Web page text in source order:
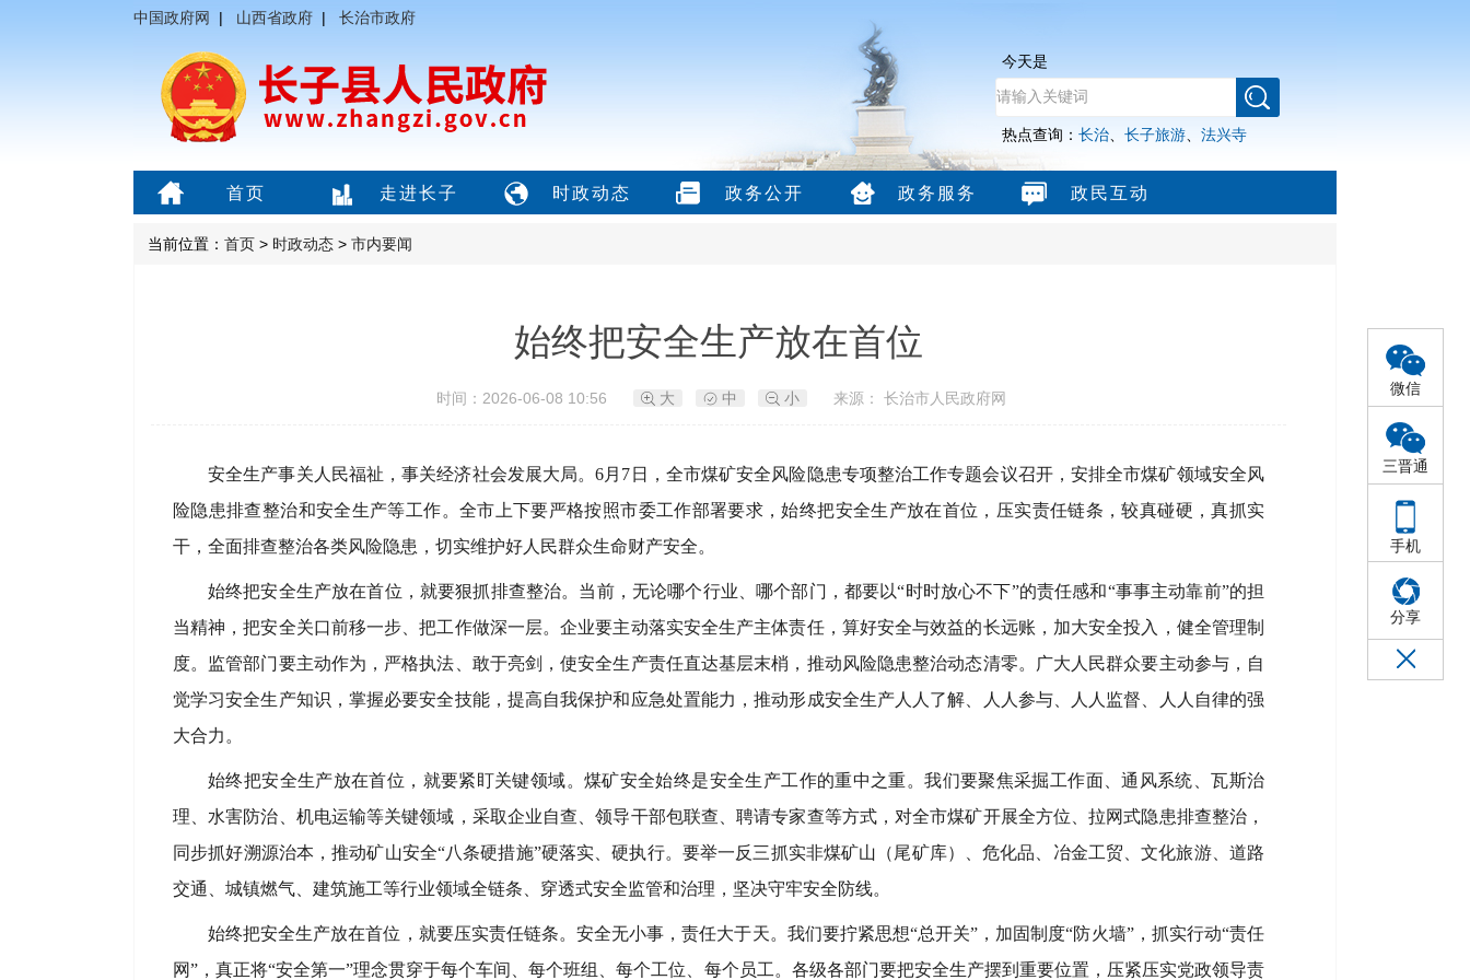
微信
三晋通
手机
分享
中国政府网 | 山西省政府 | 长治市政府
今天是
热点查询： 长治 长子旅游 法兴寺
首页 走进长子 时政动态 政务公开 政务服务 政民互动
当前位置： 首页 > 时政动态 > 市内要闻
始终把安全生产放在首位
时间：2026-06-08 10:56 大 中 小 来源： 长治市人民政府网
安全生产事关人民福祉，事关经济社会发展大局。6月7日，全市煤矿安全风险隐患专项整治工作专题会议召开，安排全市煤矿领域安全风
险隐患排查整治和安全生产等工作。全市上下要严格按照市委工作部署要求，始终把安全生产放在首位，压实责任链条，较真碰硬，真抓实
干，全面排查整治各类风险隐患，切实维护好人民群众生命财产安全。
始终把安全生产放在首位，就要狠抓排查整治。当前，无论哪个行业、哪个部门，都要以“时时放心不下”的责任感和“事事主动靠前”的担
当精神，把安全关口前移一步、把工作做深一层。企业要主动落实安全生产主体责任，算好安全与效益的长远账，加大安全投入，健全管理制
度。监管部门要主动作为，严格执法、敢于亮剑，使安全生产责任直达基层末梢，推动风险隐患整治动态清零。广大人民群众要主动参与，自
觉学习安全生产知识，掌握必要安全技能，提高自我保护和应急处置能力，推动形成安全生产人人了解、人人参与、人人监督、人人自律的强
大合力。
始终把安全生产放在首位，就要紧盯关键领域。煤矿安全始终是安全生产工作的重中之重。我们要聚焦采掘工作面、通风系统、瓦斯治
理、水害防治、机电运输等关键领域，采取企业自查、领导干部包联查、聘请专家查等方式，对全市煤矿开展全方位、拉网式隐患排查整治，
同步抓好溯源治本，推动矿山安全“八条硬措施”硬落实、硬执行。要举一反三抓实非煤矿山（尾矿库）、危化品、冶金工贸、文化旅游、道路
交通、城镇燃气、建筑施工等行业领域全链条、穿透式安全监管和治理，坚决守牢安全防线。
始终把安全生产放在首位，就要压实责任链条。安全无小事，责任大于天。我们要拧紧思想“总开关”，加固制度“防火墙”，抓实行动“责任
网”，真正将“安全第一”理念贯穿于每个车间、每个班组、每个工位、每个员工。各级各部门要把安全生产摆到重要位置，压紧压实党政领导责